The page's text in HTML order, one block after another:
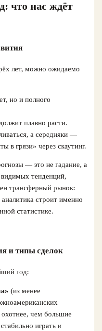
что нас ждёт
лет, можно ожидаемо
но и полного
плавно расти.
а середняки —
в грязи» через скаутинг.
— это не гадание, а
видимых тенденций,
трансферный рынок:
строит именно
статистике.
и типы сделок
год:
(из менее
чем большие
играть и